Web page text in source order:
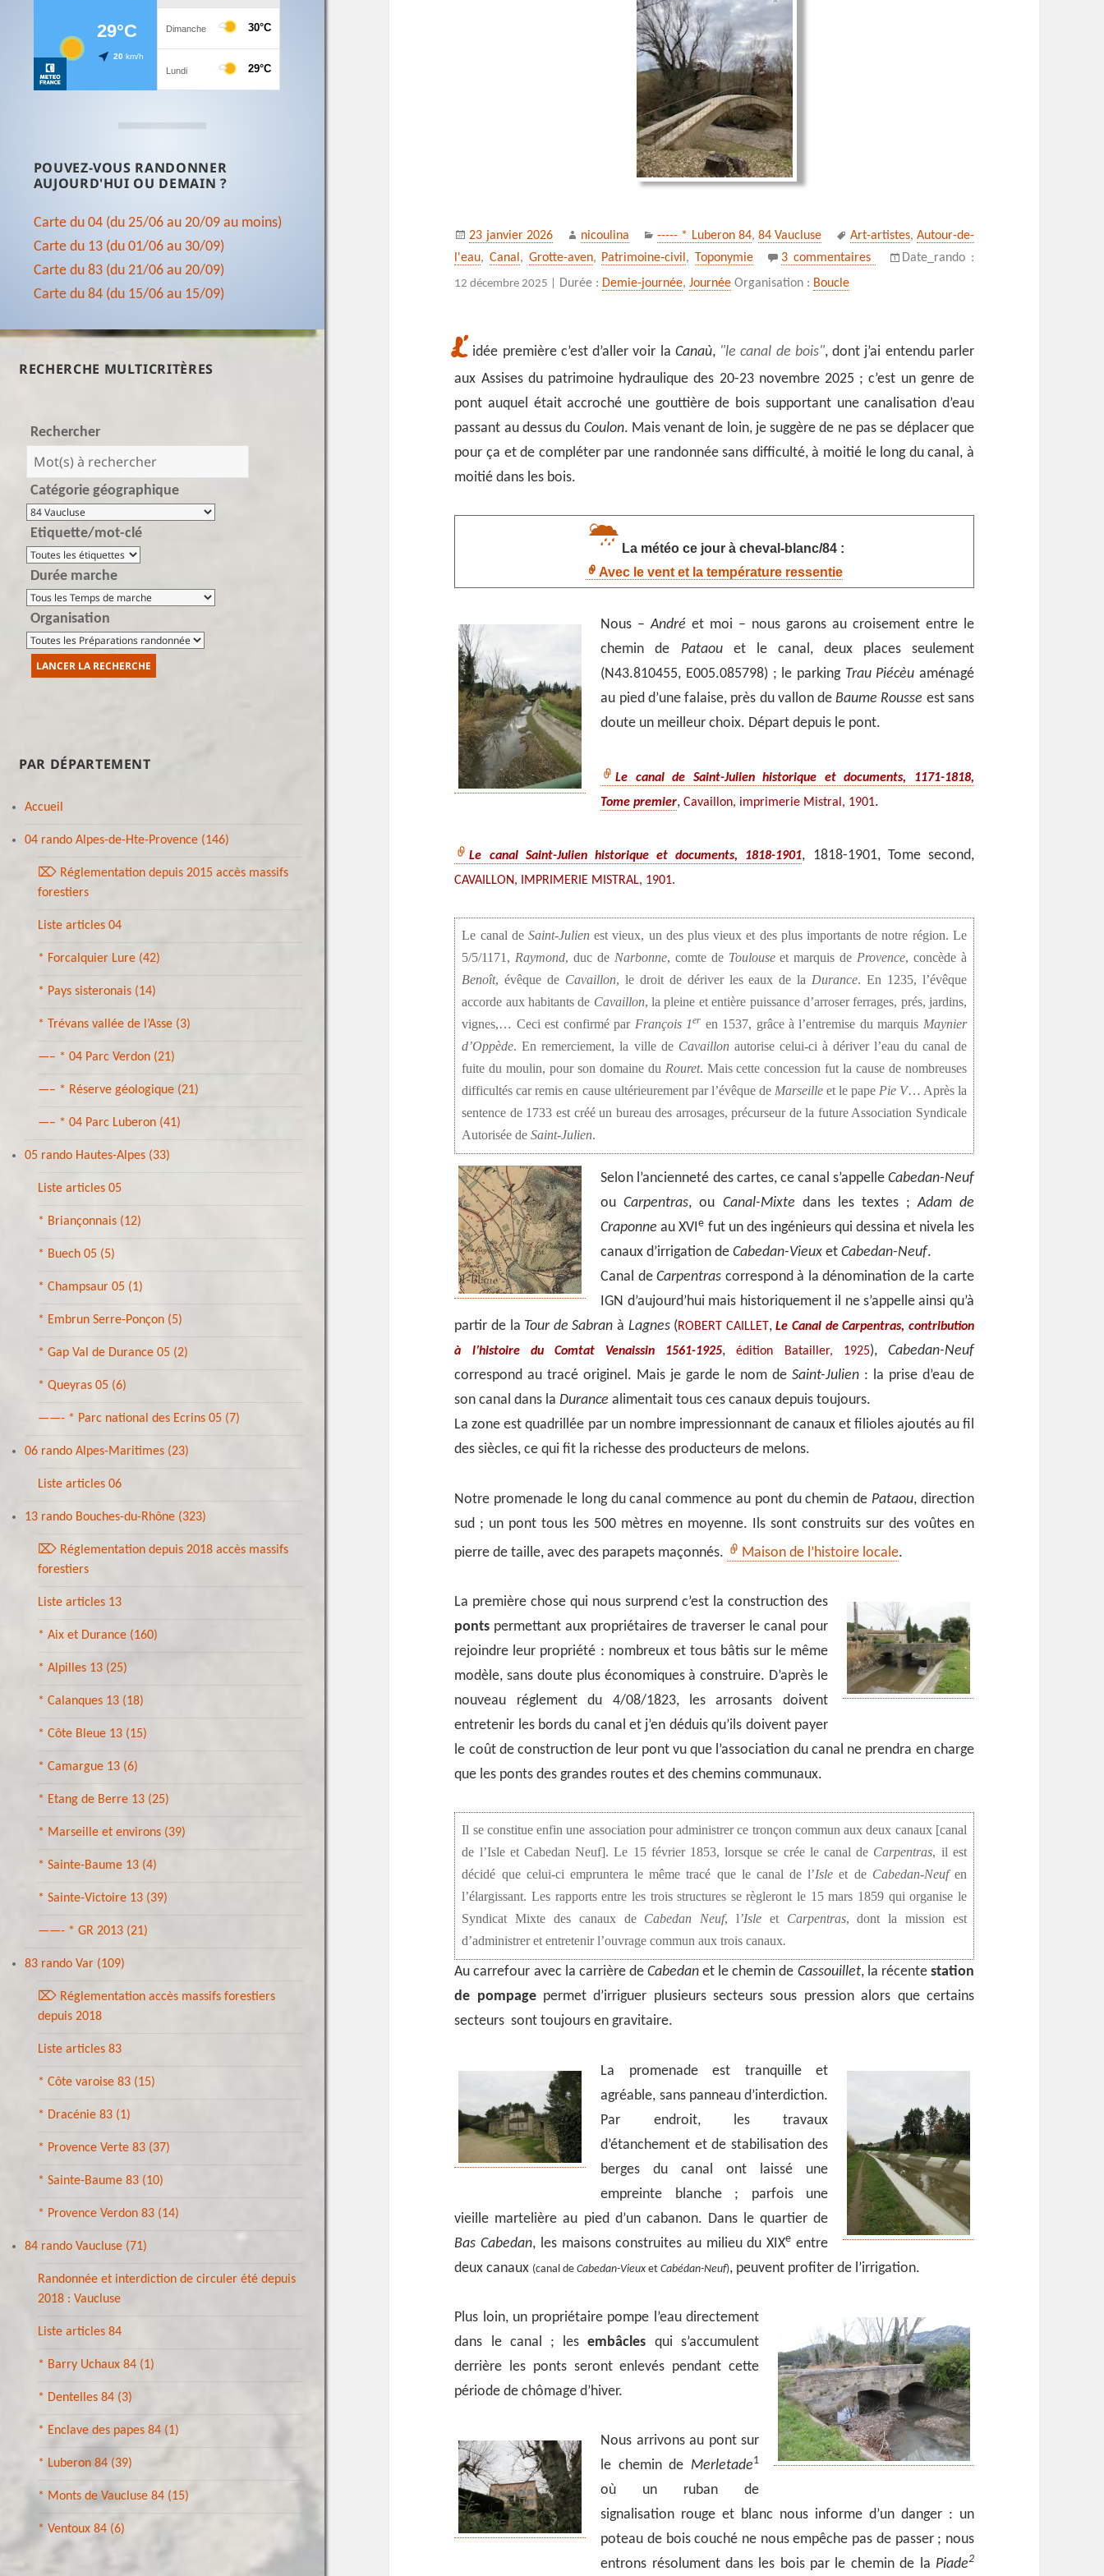
POUVEZ-VOUS RANDONNER
AUJOURD'HUI OU DEMAIN ?
Carte du 04 (du 25/06 au 20/09 au moins)
Carte du 13 (du 01/06 au 30/09)
Carte du 83 (du 21/06 au 20/09)
Carte du 84 (du 15/06 au 15/09)
RECHERCHE MULTICRITÈRES
Rechercher
Catégorie géographique
Etiquette/mot-clé
Durée marche
Organisation
PAR DÉPARTEMENT
Accueil
04 rando Alpes-de-Hte-Provence (146)
⌦ Réglementation depuis 2015 accès massifs
forestiers
Liste articles 04
* Forcalquier Lure (42)
* Pays sisteronais (14)
* Trévans vallée de l’Asse (3)
—– * 04 Parc Verdon (21)
—– * Réserve géologique (21)
—– * 04 Parc Luberon (41)
05 rando Hautes-Alpes (33)
Liste articles 05
* Briançonnais (12)
* Buech 05 (5)
* Champsaur 05 (1)
* Embrun Serre-Ponçon (5)
* Gap Val de Durance 05 (2)
* Queyras 05 (6)
——- * Parc national des Ecrins 05 (7)
06 rando Alpes-Maritimes (23)
Liste articles 06
13 rando Bouches-du-Rhône (323)
⌦ Réglementation depuis 2018 accès massifs
forestiers
Liste articles 13
* Aix et Durance (160)
* Alpilles 13 (25)
* Calanques 13 (18)
* Côte Bleue 13 (15)
* Camargue 13 (6)
* Etang de Berre 13 (25)
* Marseille et environs (39)
* Sainte-Baume 13 (4)
* Sainte-Victoire 13 (39)
——- * GR 2013 (21)
83 rando Var (109)
⌦ Réglementation accès massifs forestiers
depuis 2018
Liste articles 83
* Côte varoise 83 (15)
* Dracénie 83 (1)
* Provence Verte 83 (37)
* Sainte-Baume 83 (10)
* Provence Verdon 83 (14)
84 rando Vaucluse (71)
Randonnée et interdiction de circuler été depuis
2018 : Vaucluse
Liste articles 84
* Barry Uchaux 84 (1)
* Dentelles 84 (3)
* Enclave des papes 84 (1)
* Luberon 84 (39)
* Monts de Vaucluse 84 (15)
* Ventoux 84 (6)
Publié
le
23 janvier 2026 Auteur
nicoulina Catégories
----- * Luberon 84,84 Vaucluse
Mots-
clés
Art-artistes, Autour-de-
l'eau, Canal , Grotte-aven, Patrimoine‑civil , Toponymie 3 commentaires sur Boucle du canal de Saint-Julien,
Date_rando :
12 décembre 2025 | Durée : Demie-journée,Journée Organisation : Boucle
L’ idée première c’est d’aller voir la Canaù, le canal de bois , dont j’ai entendu parler
aux Assises du patrimoine hydraulique des 20-23 novembre 2025 ; c’est un genre de
pont auquel était accroché une gouttière de bois supportant une canalisation d’eau
passant au dessus du Coulon. Mais venant de loin, je suggère de ne pas se déplacer que
pour ça et de compléter par une randonnée sans difficulté, à moitié le long du canal, à
moitié dans les bois.
La météo ce jour à cheval-blanc/84 :
Avec le vent et la température ressentie
Nous –André et moi – nous garons au croisement entre le
chemin de Pataouet le canal, deux places seulement
(N43.810455, E005.085798) ; le parking Trau Piécèu aménagé
au pied d’une falaise, près du vallon deBaume Rousse est sans
doute un meilleur choix. Départ depuis le pont.
Le canal de Saint-Julien historique et documents, 1171-1818,
Tome premier,Cavaillon, imprimerie Mistral, 1901.
Le canal Saint-Julien historique et documents, 1818-1901, 1818-1901, Tome second,
CAVAILLON, IMPRIMERIE MISTRAL, 1901.
Le canal de Saint-Julien est vieux, un des plus vieux et des plus importants de notre région. Le
5/5/1171,Raymond, duc de Narbonne, comte de Toulouseet marquis deProvence, concède à
Benoît, évêque de Cavaillon, le droit de dériver les eaux de laDurance. En 1235, l’évêque
accorde aux habitants de Cavaillon, la pleine et entière puissance d’arroser ferrages, prés, jardins,
vignes,… Ceci est confirmé par François 1er en 1537, grâce à l’entremise du marquis Maynier
d’Oppède. En remerciement, la ville de Cavaillonautorise celui-ci à dériver l’eau du canal de
fuite du moulin, pour son domaine du Rouret. Mais cette concession fut la cause de nombreuses
difficultés car remis en cause ultérieurement par l’évêque de Marseille et le pape Pie V… Après la
sentence de 1733 est créé un bureau des arrosages, précurseur de la future Association Syndicale
Autorisée deSaint-Julien.
Selon l’ancienneté des cartes, ce canal s’appelle Cabedan-Neuf
ouCarpentras, ou Canal-Mixte dans les textes ;Adam de
Craponneau XVIe fut un des ingénieurs qui dessina et nivela les
canaux d’irrigation deCabedan-Vieux etCabedan-Neuf.
Canal deCarpentras correspond à la dénomination de la carte
IGN d’aujourd’hui mais historiquement il ne s’appelle ainsi qu’à
partir de la Tour de Sabran à Lagnes(ROBERT CAILLET,Le Canal de Carpentras, contribution
à l’histoire du Comtat Venaissin 1561-1925,édition Batailler, 1925), Cabedan-Neuf
correspond au tracé originel. Mais je garde le nom deSaint-Julien : la prise d’eau de
son canal dans laDurance alimentait tous ces canaux depuis toujours.
La zone est quadrillée par un nombre impressionnant de canaux et filioles ajoutés au fil
des siècles, ce qui fit la richesse des producteurs de melons.
Notre promenade le long du canal commence au pont du chemin de Pataou, direction
sud ; un pont tous les 500 mètres en moyenne. Ils sont construits sur des voûtes en
pierre de taille, avec des parapets maçonnés.
Maison de l’histoire locale.
La première chose qui nous surprend c’est la construction des
ponts permettant aux propriétaires de traverser le canal pour
rejoindre leur propriété : nombreux et tous bâtis sur le même
modèle, sans doute plus économiques à construire. D’après le
nouveau réglement du 4/08/1823, les arrosants doivent
entretenir les bords du canal et j’en déduis qu’ils doivent payer
le coût de construction de leur pont vu que l’association du canal ne prendra en charge
que les ponts des grandes routes et des chemins communaux.
Il se constitue enfin une association pour administrer ce tronçon commun aux deux canaux [canal
de l’Isle et Cabedan Neuf]. Le 15 février 1853, lorsque se crée le canal de Carpentras, il est
décidé que celui-ci empruntera le même tracé que le canal de l’Isle et de Cabedan-Neufen
l’élargissant. Les rapports entre les trois structures se règleront le 15 mars 1859 qui organise le
Syndicat Mixte des canaux de Cabedan Neuf, l’Isle et Carpentras, dont la mission est
d’administrer et entretenir l’ouvrage commun aux trois canaux.
Au carrefour avec la carrière deCabedan et le chemin de Cassouillet, la récente station
de pompagepermet d’irriguer plusieurs secteurs sous pression alors que certains
secteurs sont toujours en gravitaire.
La promenade est tranquille et
agréable, sans panneau d’interdiction.
Par endroit, les travaux
d’étanchement et de stabilisation des
berges du canal ont laissé une
empreinte blanche ; parfois une
vieille martelière au pied d’un cabanon. Dans le quartier de
Bas Cabedan, les maisons construites au milieu du XIXe entre
deux canaux (canal deCabedan-Vieux etCabédan-Neuf), peuvent profiter de l’irrigation.
Plus loin, un propriétaire pompe l’eau directement
dans le canal ; lesembâcles qui s’accumulent
derrière les ponts seront enlevés pendant cette
période de chômage d’hiver.
Nous arrivons au pont sur
le chemin de Merletade1
où un ruban de
signalisation rouge et blanc nous informe d’un danger : un
poteau de bois couché ne nous empêche pas de passer ; nous
entrons résolument dans les bois par le chemin de la Piade2